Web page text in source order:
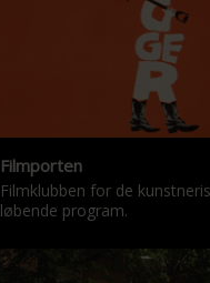
Filmporten
Filmklubben for de
løbende program.